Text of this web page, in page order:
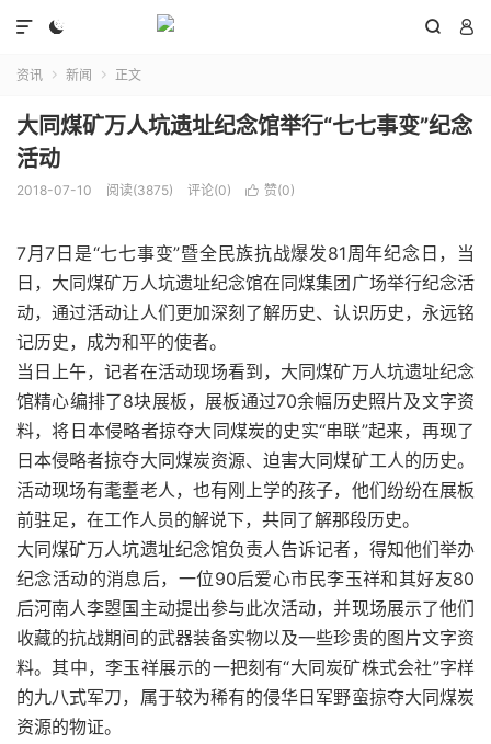
  

资讯  新闻  正文
大同煤矿万人坑遗址纪念馆举行“七七事变”纪念
活动
2018-07-10 阅读(3875) 评论(0)  赞(0)
7月7日是“七七事变”暨全民族抗战爆发81周年纪念日，当
日，大同煤矿万人坑遗址纪念馆在同煤集团广场举行纪念活
动，通过活动让人们更加深刻了解历史、认识历史，永远铭
记历史，成为和平的使者。
当日上午，记者在活动现场看到，大同煤矿万人坑遗址纪念
馆精心编排了8块展板，展板通过70余幅历史照片及文字资
料，将日本侵略者掠夺大同煤炭的史实“串联”起来，再现了
日本侵略者掠夺大同煤炭资源、迫害大同煤矿工人的历史。
活动现场有耄耋老人，也有刚上学的孩子，他们纷纷在展板
前驻足，在工作人员的解说下，共同了解那段历史。
大同煤矿万人坑遗址纪念馆负责人告诉记者，得知他们举办
纪念活动的消息后，一位90后爱心市民李玉祥和其好友80
后河南人李曌国主动提出参与此次活动，并现场展示了他们
收藏的抗战期间的武器装备实物以及一些珍贵的图片文字资
料。其中，李玉祥展示的一把刻有“大同炭矿株式会社”字样
的九八式军刀，属于较为稀有的侵华日军野蛮掠夺大同煤炭
资源的物证。